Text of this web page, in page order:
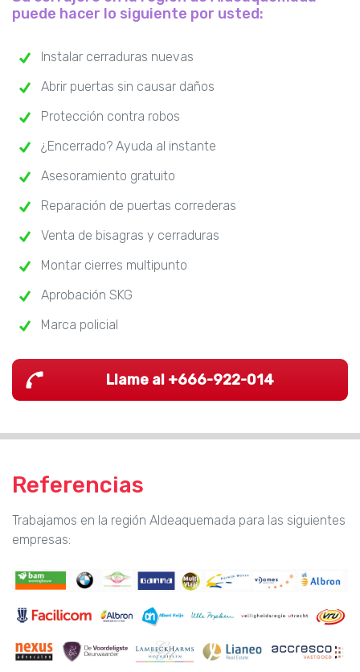
puede hacer lo siguiente por usted:
Instalar cerraduras nuevas
Abrir puertas sin causar daños
Protección contra robos
¿Encerrado? Ayuda al instante
Asesoramiento gratuito
Reparación de puertas correderas
Venta de bisagras y cerraduras
Montar cierres multipunto
Aprobación SKG
Marca policial
Llame al +666-922-014
Referencias
Trabajamos en la región Aldeaquemada para las siguientes
empresas: